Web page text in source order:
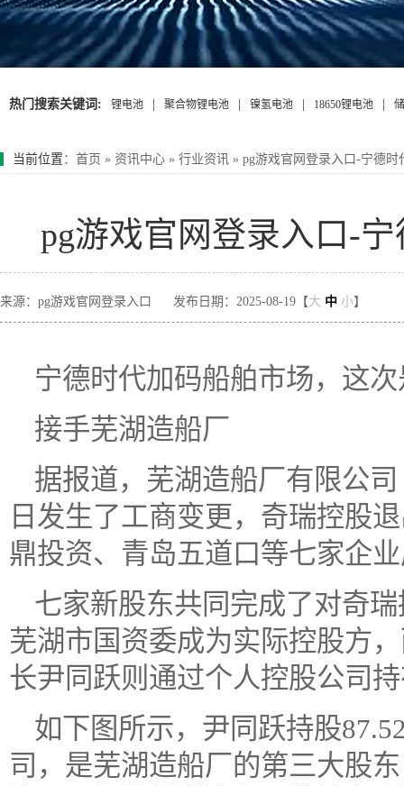
热门搜索关键词: 锂电池 聚合物锂电池 镍氢电池 18650锂电池
当前位置 ： 首页 » 资讯中心 » 行业资讯 » pg游戏官网登录入口-宁德时
pg游戏官网登录入口-
来源：pg游戏官网登录入口 发布日期：2025-08-19【大 中 小】
宁德时代加码船舶市场，这
接手芜湖造船厂
据报道，芜湖造船厂有限公
日发生了工商变更，奇瑞控股
鼎投资、青岛五道口等七家企
七家新股东共同完成了对奇
芜湖市国资委成为实际控股方
长尹同跃则通过个人控股公司
如下图所示，尹同跃持股
司，是芜湖造船厂的第三大股